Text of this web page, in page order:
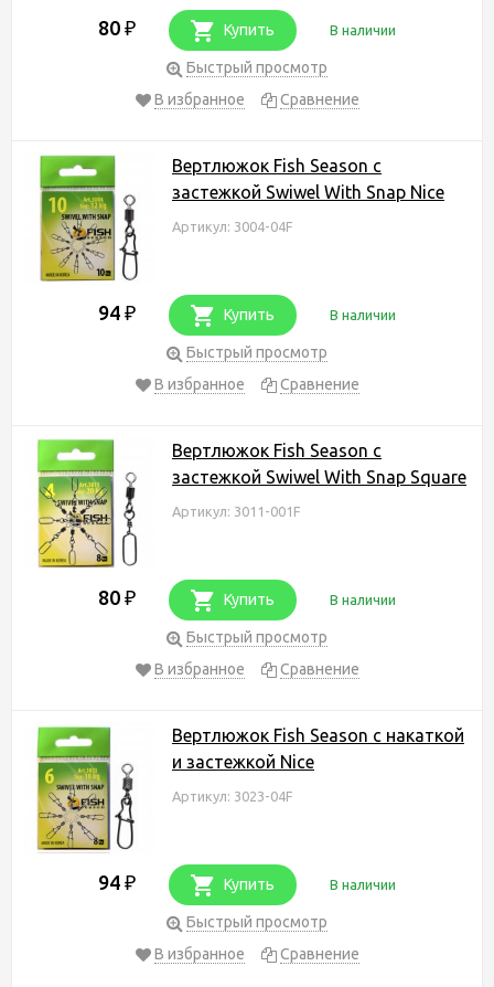
80 ₽ Купить В наличии
Быстрый просмотр
В избранное
Сравнение
Вертлюжок Fish Season с
застежкой Swiwel With Snap Nice
Артикул: 3004-04F
94 ₽ Купить В наличии
Быстрый просмотр
В избранное
Сравнение
Вертлюжок Fish Season с
застежкой Swiwel With Snap Square
Артикул: 3011-001F
80 ₽ Купить В наличии
Быстрый просмотр
В избранное
Сравнение
Вертлюжок Fish Season с накаткой
и застежкой Nice
Артикул: 3023-04F
94 ₽ Купить В наличии
Быстрый просмотр
В избранное
Сравнение